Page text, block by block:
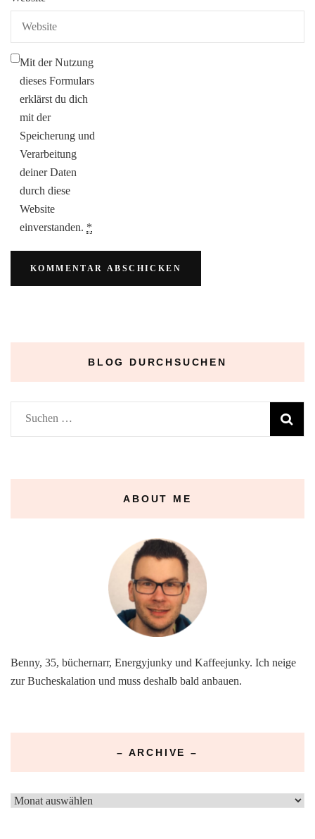
Mit der Nutzung
dieses Formulars
erklärst du dich
mit der
Speicherung und
Verarbeitung
deiner Daten
durch diese
Website
einverstanden. *
BLOG DURCHSUCHEN
Suchen
nach:
ABOUT ME
Benny, 35, büchernarr, Energyjunky und Kaffeejunky. Ich neige
zur Bucheskalation und muss deshalb bald anbauen.
– ARCHIVE –
–